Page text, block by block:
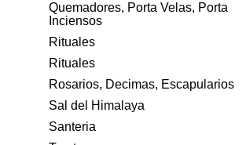
Quemadores, Porta Velas, Porta
Inciensos
Rituales
Rituales
Rosarios, Decimas, Escapularios
Sal del Himalaya
Santeria